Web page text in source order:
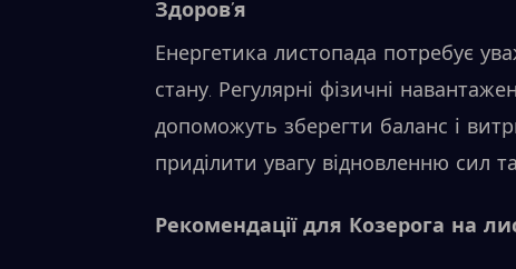
Здоров’я
Енергетика листопада потребує
стану. Регулярні фізичні
допоможуть зберегти баланс і
приділити увагу відновленню сил
Рекомендації для Козерога на